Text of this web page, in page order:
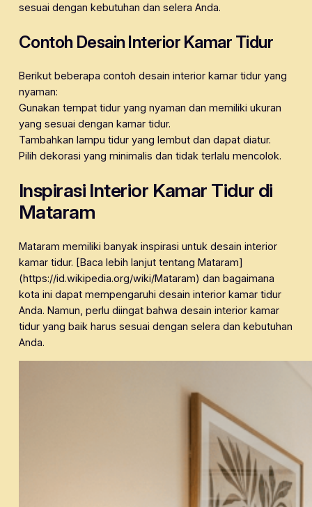
sesuai dengan kebutuhan dan selera Anda.
Contoh Desain Interior Kamar Tidur
Berikut beberapa contoh desain interior kamar tidur yang
nyaman:
Gunakan tempat tidur yang nyaman dan memiliki ukuran
yang sesuai dengan kamar tidur.
Tambahkan lampu tidur yang lembut dan dapat diatur.
Pilih dekorasi yang minimalis dan tidak terlalu mencolok.
Inspirasi Interior Kamar Tidur di
Mataram
Mataram memiliki banyak inspirasi untuk desain interior
kamar tidur. [Baca lebih lanjut tentang Mataram]
(https://id.wikipedia.org/wiki/Mataram) dan bagaimana
kota ini dapat mempengaruhi desain interior kamar tidur
Anda. Namun, perlu diingat bahwa desain interior kamar
tidur yang baik harus sesuai dengan selera dan kebutuhan
Anda.